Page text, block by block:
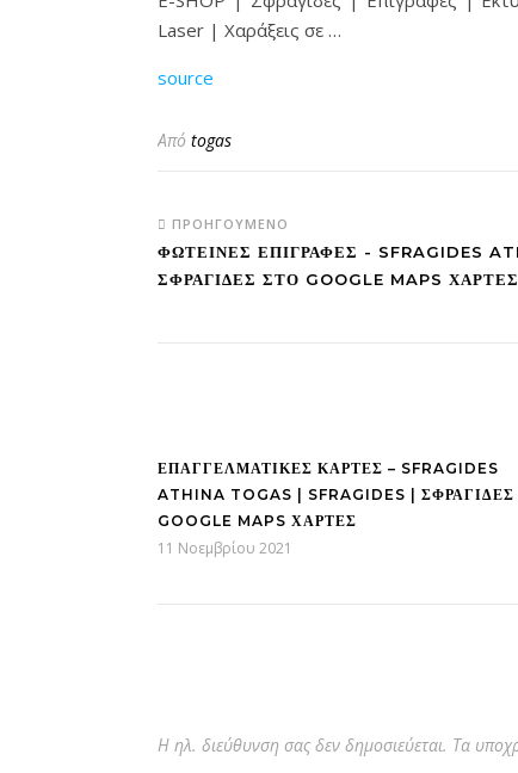
Σφραγίδες στο κέντρο της Αθήνας σε 5' λεπτά • Τώρα
Laser | Χαράξεις σε …
source
Από togas
ΠΡΟΗΓΟΎΜΕΝΟ
ΦΩΤΕΙΝΕΣ ΕΠΙΓΡΑΦΕΣ - SFRAGIDES
ΣΦΡΑΓΊΔΕΣ ΣΤΟ GOOGLE MAPS ΧΆΡΤΕΣ
ΕΠΑΓΓΕΛΜΑΤΙΚΕΣ ΚΑΡΤΕΣ – SFRAGIDES
ATHINA TOGAS | SFRAGIDES |
GOOGLE MAPS ΧΆΡΤΕΣ
11 Νοεμβρίου 2021
Η ηλ. διεύθυνση σας δεν δημοσιεύεται. Τα